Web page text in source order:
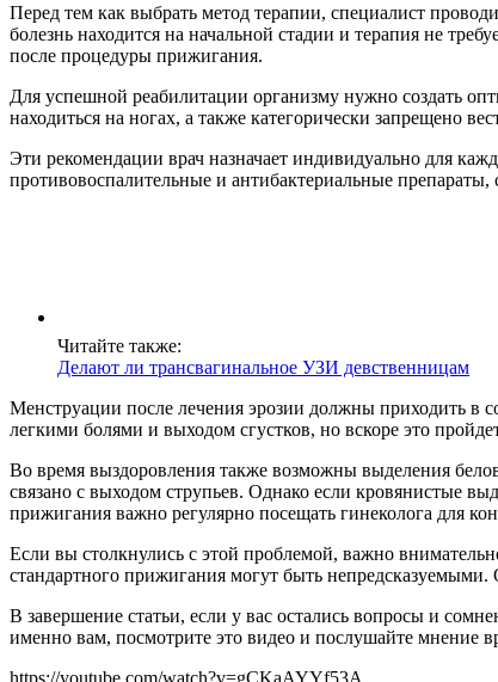
Перед тем как выбрать метод терапии, специалист
болезнь находится на начальной стадии и терапия не
после процедуры прижигания.
Для успешной реабилитации организму нужно создать
находиться на ногах, а также категорически запрещено
Эти рекомендации врач назначает индивидуально для
противовоспалительные и антибактериальные
Читайте также:
Делают ли трансвагинальное УЗИ девственницам
Менструации после лечения эрозии должны приходить в
легкими болями и выходом сгустков, но вскоре это
Во время выздоровления также возможны выделения
связано с выходом струпьев. Однако если кровянистые
прижигания важно регулярно посещать гинеколога для
Если вы столкнулись с этой проблемой, важно
стандартного прижигания могут быть
В завершение статьи, если у вас остались вопросы и
именно вам, посмотрите это видео и послушайте мнение
https://youtube.com/watch?v=gCKaAYYf53A